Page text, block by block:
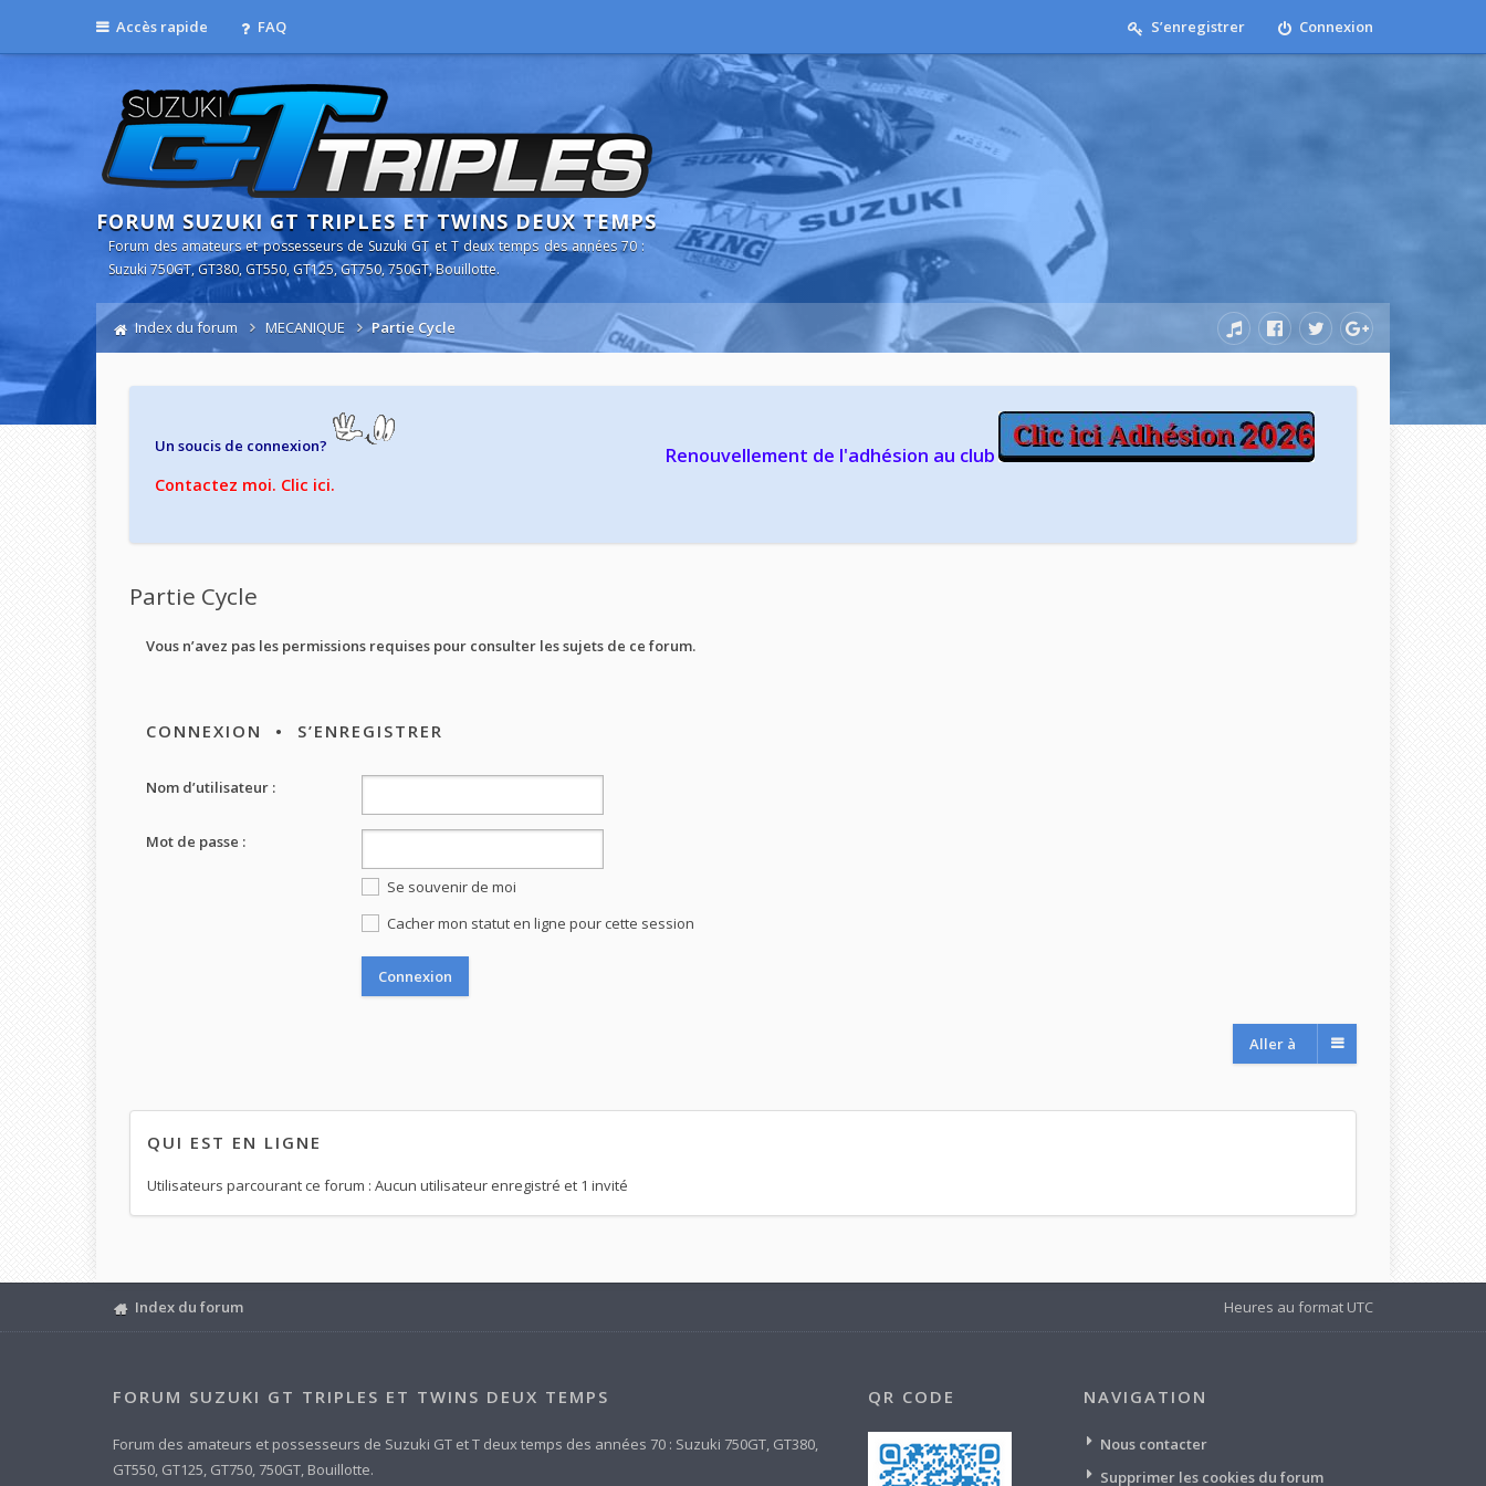
Accès rapide FAQ Connexion
S’enregistrer
FORUM SUZUKI GT TRIPLES ET TWINS DEUX TEMPS
Forum des amateurs et possesseurs de Suzuki GT et T deux temps des années 70 :
Suzuki 750GT, GT380, GT550, GT125, GT750, 750GT, Bouillotte.
Index du forum MECANIQUE Partie Cycle
Un soucis de connexion?
Contactez moi. Clic ici.
Renouvellement de l'adhésion au club
Partie Cycle
Vous n’avez pas les permissions requises pour consulter les sujets de ce forum.
CONNEXION • S’ENREGISTRER
Nom d’utilisateur :
Mot de passe :
Se souvenir de moi
Cacher mon statut en ligne pour cette session
Aller à
QUI EST EN LIGNE
Utilisateurs parcourant ce forum : Aucun utilisateur enregistré et 1 invité
Index du forum Heures au format UTC
FORUM SUZUKI GT TRIPLES ET TWINS DEUX TEMPS
Forum des amateurs et possesseurs de Suzuki GT et T deux temps des années 70 : Suzuki 750GT, GT380,
GT550, GT125, GT750, 750GT, Bouillotte.
QR CODE NAVIGATION
Nous contacter
Supprimer les cookies du forum